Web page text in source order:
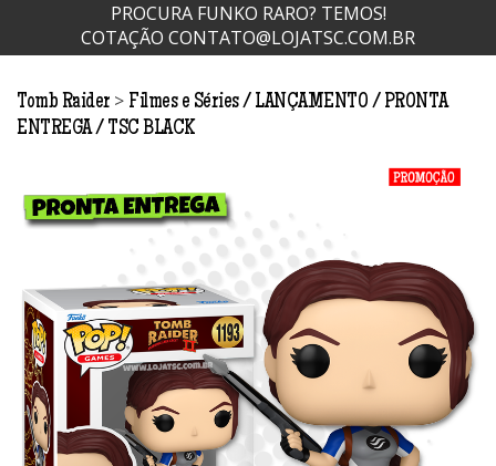
PROCURA FUNKO RARO? TEMOS!
COTAÇÃO CONTATO@LOJATSC.COM.BR
Tomb Raider > Filmes e Séries LANÇAMENTO
PRONTA
ENTREGA
TSC BLACK